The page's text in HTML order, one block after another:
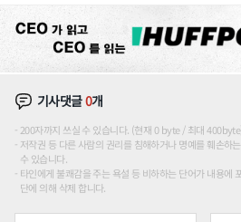
기사댓글0개
200자까지 쓰실 수 있습니다. (현재 0 byte / 최대
저작권 등 다른 사람의 권리를 침해하거나 명예를 훼손하
수 있습니다.
타인에게 불쾌감을 주는 욕설 등 비하하는 단어가 내용에
단에 의해 삭제 합니다.